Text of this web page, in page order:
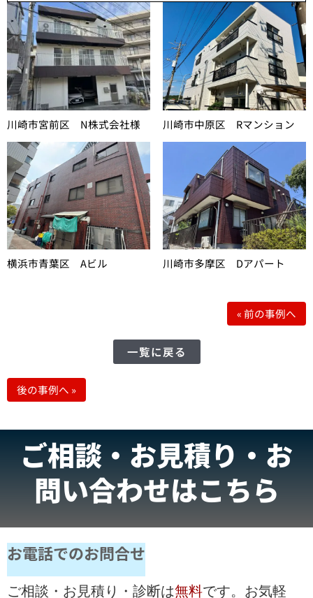
川崎市宮前区 N株式会社様 川崎市中原区 Rマンション
横浜市青葉区 Aビル 川崎市多摩区 Dアパート
«前の事例へ
一覧に戻る
後の事例へ »
ご相談・お見積り・お
問い合わせはこちら
お電話でのお問合せ
ご相談・お見積り・診断は無料です。お気軽